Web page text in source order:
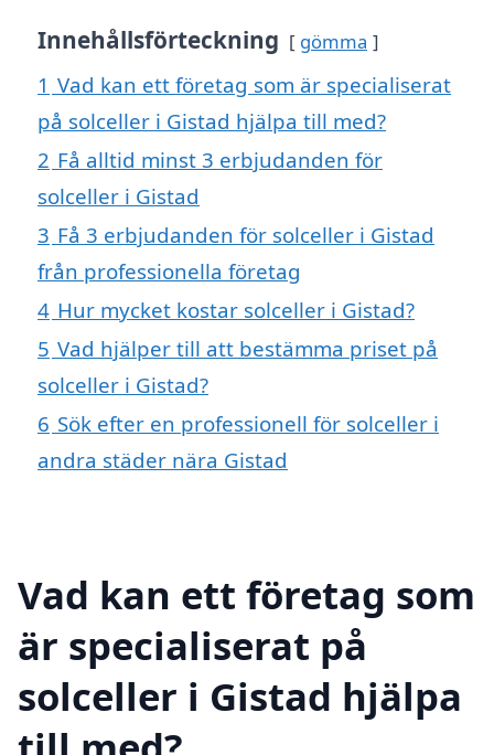
Innehållsförteckning gömma
1 Vad kan ett företag som är specialiserat
på solceller i Gistad hjälpa till med?
2 Få alltid minst 3 erbjudanden för
solceller i Gistad
3 Få 3 erbjudanden för solceller i Gistad
från professionella företag
4 Hur mycket kostar solceller i Gistad?
5 Vad hjälper till att bestämma priset på
solceller i Gistad?
6 Sök efter en professionell för solceller i
andra städer nära Gistad
Vad kan ett företag som
är specialiserat på
solceller i Gistad hjälpa